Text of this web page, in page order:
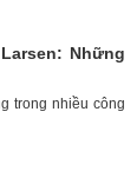
Những
trong nhiều công